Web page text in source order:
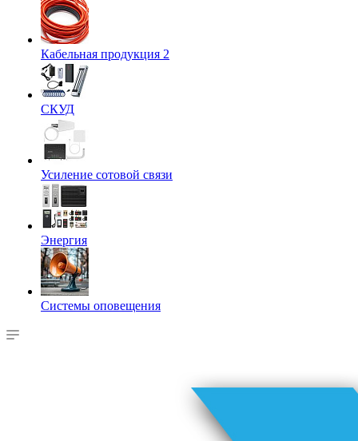
Кабельная продукция 2
СКУД
Усиление сотовой связи
Энергия
Системы оповещения